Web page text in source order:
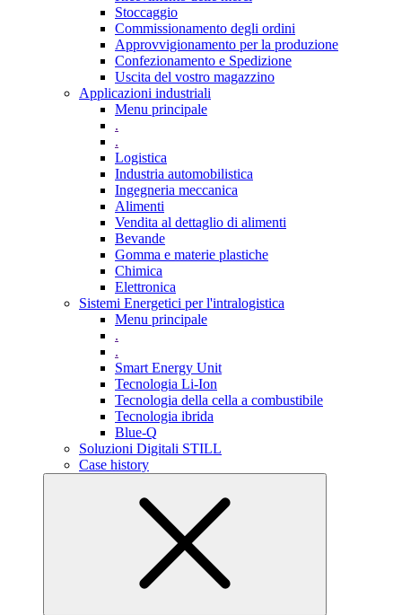
Stoccaggio
Commissionamento degli ordini
Approvvigionamento per la produzione
Confezionamento e Spedizione
Uscita del vostro magazzino
Applicazioni industriali
Menu principale
.
.
Logistica
Industria automobilistica
Ingegneria meccanica
Alimenti
Vendita al dettaglio di alimenti
Bevande
Gomma e materie plastiche
Chimica
Elettronica
Sistemi Energetici per l'intralogistica
Menu principale
.
.
Smart Energy Unit
Tecnologia Li-Ion
Tecnologia della cella a combustibile
Tecnologia ibrida
Blue-Q
Soluzioni Digitali STILL
Case history